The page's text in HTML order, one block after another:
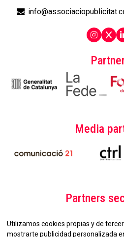
Media
Partners
Utilizamos cookies propias y de
mostrarte publicidad personalizada